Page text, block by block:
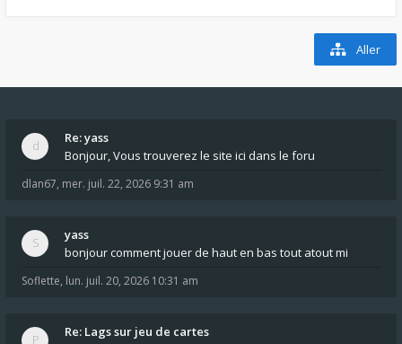
Aller
Re: yass
Bonjour, Vous trouverez le site ici dans le foru
dlan67, mer. juil. 22, 2026 9:31 am
yass
bonjour comment jouer de haut en bas tout atout mi
Soflette, lun. juil. 20, 2026 10:31 am
Re: Lags sur jeu de cartes